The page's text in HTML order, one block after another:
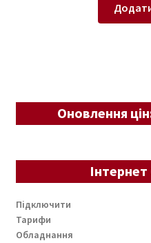
Оновлення
Інтернет
Підключити
Тарифи
Обладнання